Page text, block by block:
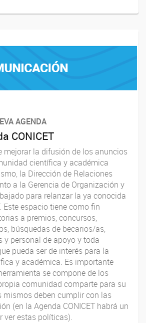
AGENDA
CONICET
mejorar la difusión de los anuncios
científica y académica
la Dirección de Relaciones
a la Gerencia de Organización y
para relanzar la ya conocida
Este espacio tiene como fin
a premios, concursos,
búsquedas de becarios/as,
y personal de apoyo y toda
pueda ser de interés para la
y académica. Es importante
se compone de los
comunidad comparte para su
mismos deben cumplir con las
(en la Agenda CONICET habrá un
ver estas políticas).